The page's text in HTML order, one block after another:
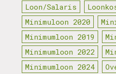
Loon/Salaris
Minimuloon 2020
Minimumloon 2019
Minimumloon 2022
Minimumloon 2024